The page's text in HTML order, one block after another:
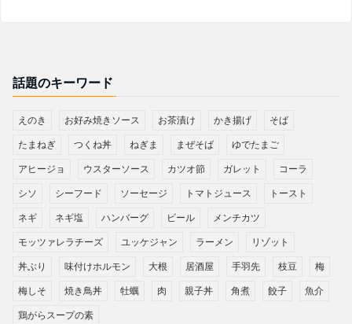
話題のキーワード
えのき お好み焼きソース お茶漬け かき揚げ そば
たまねぎ つくね丼 ねぎま まぜそば ゆでたまご
アヒージョ ウスターソース カツオ節 ガレット コーラ
シソ シーフード ソーセージ トマトジュース トースト
ネギ ネギ塩 ハンバーグ ビール メンチカツ
モッツァレラチーズ ユッケジャン ラーメン リゾット
丼ぶり 味付けホルモン 大根 居酒屋 手羽先 枝豆 梅
梅しそ 焼き鳥丼 牡蠣 肉 親子丼 角煮 餃子 魚介
鶏がらスープの素